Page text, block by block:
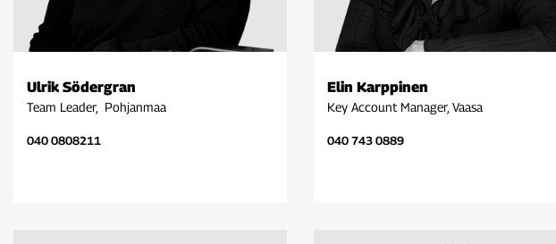
Ulrik Södergran
Team Leader, Pohjanmaa
040 0808211
Elin Karppinen
Key Account Manager, Vaasa
040 743 0889